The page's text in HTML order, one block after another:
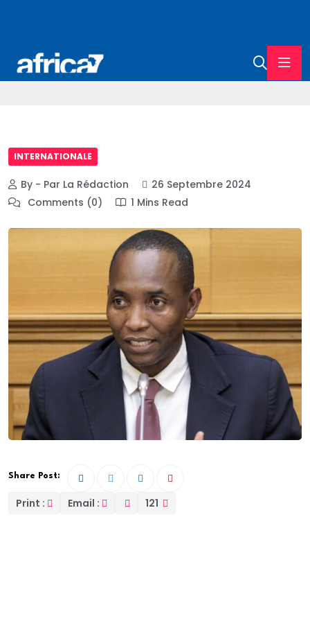
INTERNATIONALE
By - Par La Rédaction
26 Septembre 2024
Comments (0)
1 Mins Read
Share Post:
Print : Email : 121